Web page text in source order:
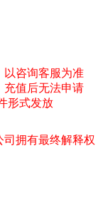
以咨询客服为准
充值后无法申请
形式发放
拥有最终解释权